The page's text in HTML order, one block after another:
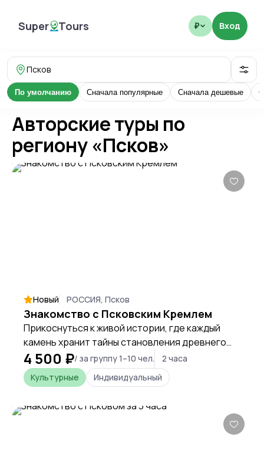
Super Tours
SuperTours ₽ Вход
Псков
По умолчанию Сначала популярные Сначала дешевые
Авторские туры по
региону «Псков»
Новый РОССИЯ, Псков
Знакомство с Псковским Кремлем
Прикоснуться к живой истории, где каждый
камень хранит тайны становления древнего
Пскова, и ощутить дух веков, стоя у истоков
города.
4 500 ₽/ за группу 1–10 чел.
2 часа
Культурные
Индивидуальный